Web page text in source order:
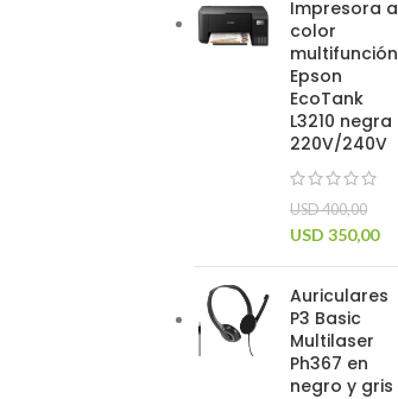
Impresora a
color
multifunción
Epson
EcoTank
L3210 negra
220V/240V
USD400,00
USD 350,00
Auriculares
P3 Basic
Multilaser
Ph367 en
negro y gris